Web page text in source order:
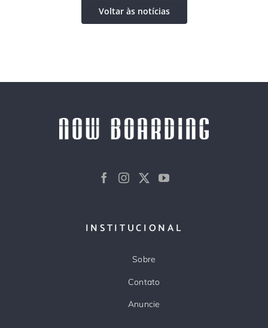
Voltar às notícias
INSTITUCIONAL
Sobre
Contato
Anuncie